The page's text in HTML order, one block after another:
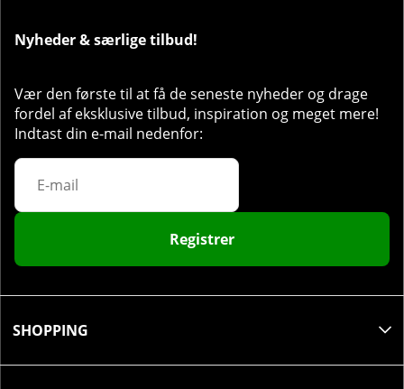
Nyheder & særlige tilbud!
Vær den første til at få de seneste nyheder og drage
fordel af eksklusive tilbud, inspiration og meget mere!
Indtast din e-mail nedenfor:
Registrer
SHOPPING